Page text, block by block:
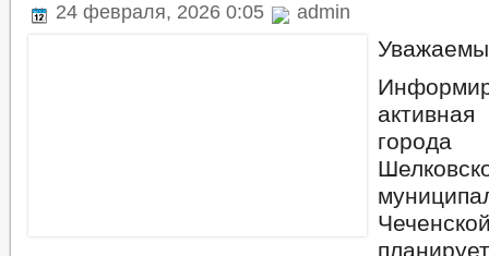
24 февраля, 2026 0:05 admin